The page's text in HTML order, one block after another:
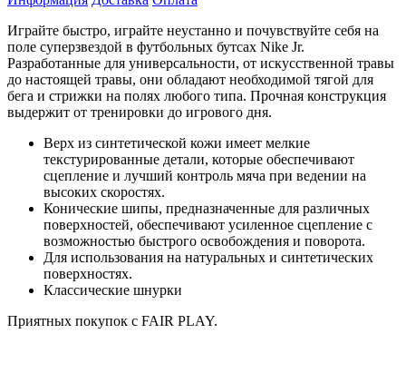
Играйте быстро, играйте неустанно и почувствуйте себя на
поле суперзвездой в футбольных бутсах Nike Jr.
Разработанные для универсальности, от искусственной травы
до настоящей травы, они обладают необходимой тягой для
бега и стрижки на полях любого типа. Прочная конструкция
выдержит от тренировки до игрового дня.
Верх из синтетической кожи имеет мелкие
текстурированные детали, которые обеспечивают
сцепление и лучший контроль мяча при ведении на
высоких скоростях.
Конические шипы, предназначенные для различных
поверхностей, обеспечивают усиленное сцепление с
возможностью быстрого освобождения и поворота.
Для использования на натуральных и синтетических
поверхностях.
Классические шнурки
Приятных покупок с FAIR PLAY.